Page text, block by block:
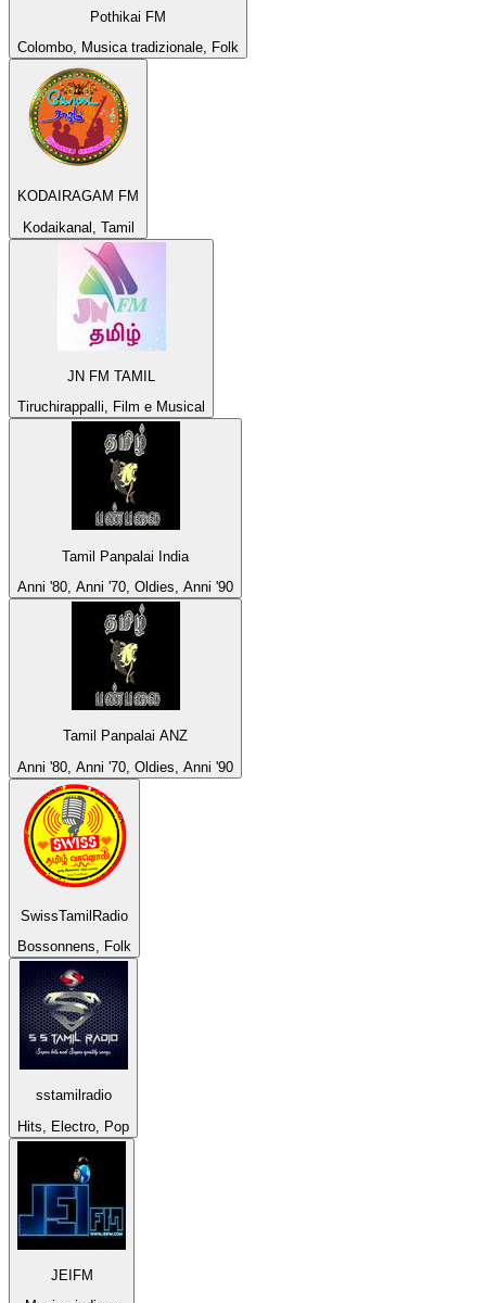
Pothikai FM
Colombo, Musica tradizionale, Folk
KODAIRAGAM FM
Kodaikanal, Tamil
JN FM TAMIL
Tiruchirappalli, Film e Musical
Tamil Panpalai India
Anni '80, Anni '70, Oldies, Anni '90
Tamil Panpalai ANZ
Anni '80, Anni '70, Oldies, Anni '90
SwissTamilRadio
Bossonnens, Folk
sstamilradio
Hits, Electro, Pop
JEIFM